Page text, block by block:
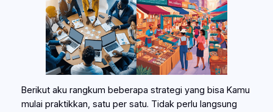
Berikut aku rangkum beberapa strategi yang bisa Kamu
mulai praktikkan, satu per satu. Tidak perlu langsung